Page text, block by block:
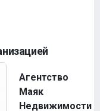
Агентство
Маяк
Недвижимости